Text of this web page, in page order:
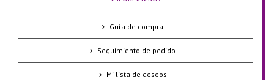
Guía de compra
Seguimiento de pedido
Mi lista de deseos